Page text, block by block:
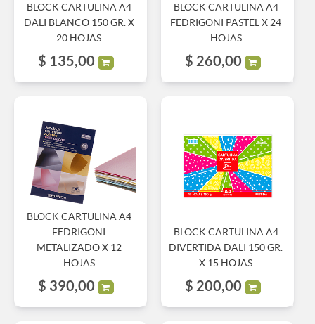
BLOCK CARTULINA A4
DALI BLANCO 150 GR. X
20 HOJAS
$ 135,00
BLOCK CARTULINA A4
FEDRIGONI PASTEL X 24
HOJAS
$ 260,00
BLOCK CARTULINA A4
FEDRIGONI
METALIZADO X 12
HOJAS
$ 390,00
BLOCK CARTULINA A4
DIVERTIDA DALI 150 GR.
X 15 HOJAS
$ 200,00